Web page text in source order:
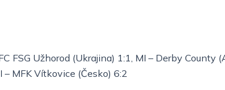
FSG Užhorod (Ukrajina) 1:1, MI – Derby County
– MFK Vítkovice (Česko) 6:2